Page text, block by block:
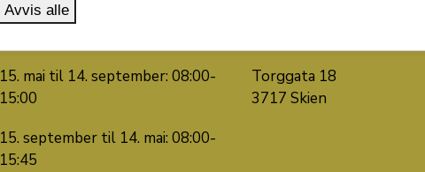
15. mai til 14. september: 08:00-
15:00
15. september til 14. mai: 08:00-
15:45
Torggata 18
3717 Skien
Avvis alle